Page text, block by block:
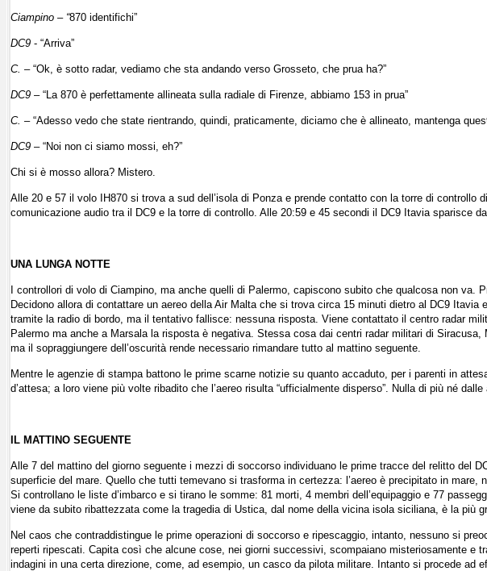
Ciampino – “870 identifichi”
DC9 - “Arriva”
C. – “Ok, è sotto radar, vediamo che sta andando verso Grosseto, che prua ha?”
DC9 – “La 870 è perfettamente allineata sulla radiale di Firenze, abbiamo 153 in prua”
C. – “Adesso vedo che state rientrando, quindi, praticamente, diciamo che è allineato, mantenga
DC9 – “Noi non ci siamo mossi, eh?”
Chi si è mosso allora? Mistero.
Alle 20 e 57 il volo IH870 si trova a sud dell’isola di Ponza e prende contatto con la torre di controllo
comunicazione audio tra il DC9 e la torre di controllo. Alle 20:59 e 45 secondi il DC9 Itavia sparisce
UNA LUNGA NOTTE
I controllori di volo di Ciampino, ma anche quelli di Palermo, capiscono subito che qualcosa non va.
Decidono allora di contattare un aereo della Air Malta che si trova circa 15 minuti dietro al DC9
tramite la radio di bordo, ma il tentativo fallisce: nessuna risposta. Viene contattato il centro radar
Palermo ma anche a Marsala la risposta è negativa. Stessa cosa dai centri radar militari di
ma il sopraggiungere dell’oscurità rende necessario rimandare tutto al mattino seguente.
Mentre le agenzie di stampa battono le prime scarne notizie su quanto accaduto, per i parenti in
d’attesa; a loro viene più volte ribadito che l’aereo risulta “ufficialmente disperso”. Nulla di più né
IL MATTINO SEGUENTE
Alle 7 del mattino del giorno seguente i mezzi di soccorso individuano le prime tracce del relitto del
superficie del mare. Quello che tutti temevano si trasforma in certezza: l’aereo è precipitato in mare,
Si controllano le liste d’imbarco e si tirano le somme: 81 morti, 4 membri dell’equipaggio e 77
viene da subito ribattezzata come la tragedia di Ustica, dal nome della vicina isola siciliana, è la più
Nel caos che contraddistingue le prime operazioni di soccorso e ripescaggio, intanto, nessuno si
reperti ripescati. Capita così che alcune cose, nei giorni successivi, scompaiano misteriosamente e
indagini in una certa direzione, come, ad esempio, un casco da pilota militare. Intanto si procede ad